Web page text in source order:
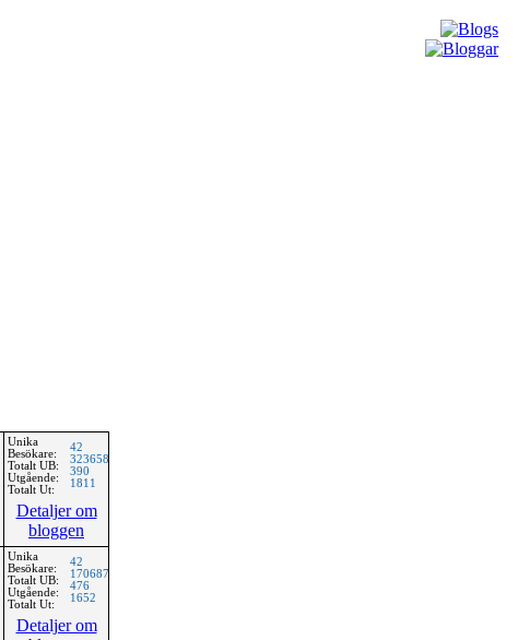
Unika
Besökare:
Totalt UB:
Utgående:
Totalt Ut:
42
323658
390
1811
Detaljer om
bloggen
Unika
Besökare:
Totalt UB:
Utgående:
Totalt Ut:
42
170687
476
1652
Detaljer om